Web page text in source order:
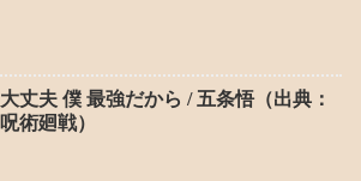
大丈夫 僕 最強だから / 五条悟（出典：
呪術廻戦）